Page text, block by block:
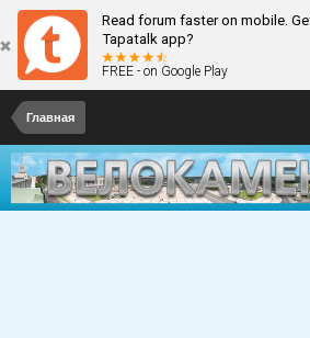
Read forum faster on mobile.
Tapatalk app?
FREE - on Google Play
Главная